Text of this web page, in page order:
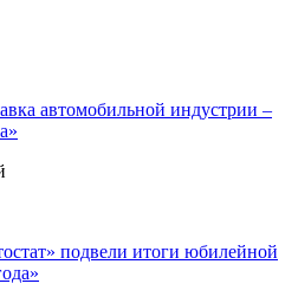
автомобильной индустрии –
подвели итоги юбилейной